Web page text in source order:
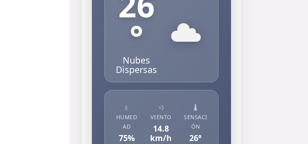
°
Nubes
Dispersas
💧
HUMED
AD
75%
💨
VIENTO
14.8
km/h
🌡️
SENSACI
ÓN
26°